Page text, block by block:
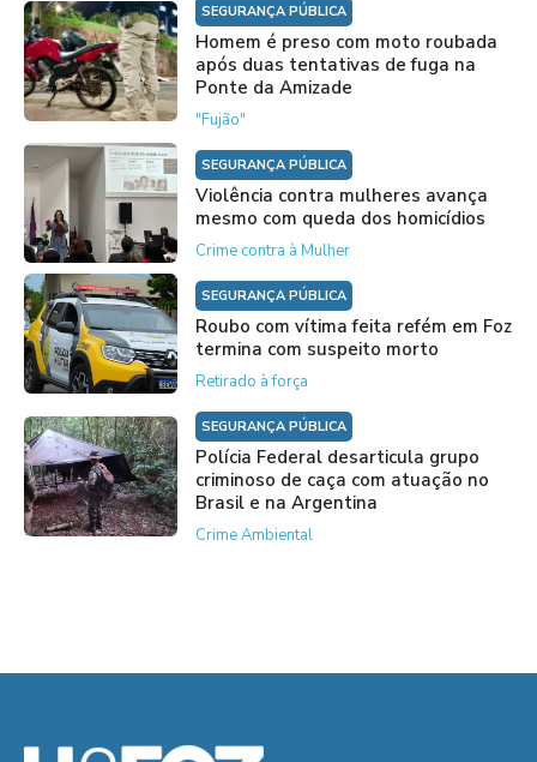
SEGURANÇA PÚBLICA
Homem é preso com moto roubada
após duas tentativas de fuga na
Ponte da Amizade
"Fujão"
SEGURANÇA PÚBLICA
Violência contra mulheres avança
mesmo com queda dos homicídios
Crime contra à Mulher
SEGURANÇA PÚBLICA
Roubo com vítima feita refém em Foz
termina com suspeito morto
Retirado à força
SEGURANÇA PÚBLICA
Polícia Federal desarticula grupo
criminoso de caça com atuação no
Brasil e na Argentina
Crime Ambiental